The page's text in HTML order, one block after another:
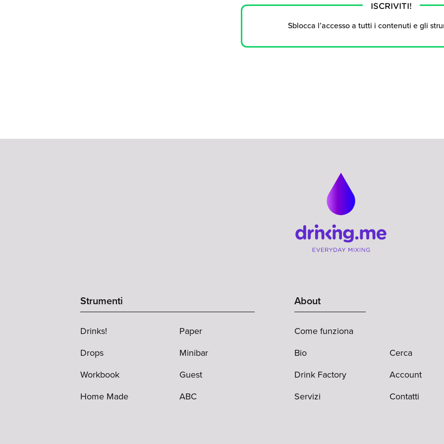
ISCRIVITI!
Sblocca l’accesso a tutti i contenuti e gli
Strumenti
Drinks!
Drops
Workbook
Home Made
Paper
Minibar
Guest
ABC
About
Come funziona
Bio
Drink Factory
Servizi
Cerca
Account
Contatti